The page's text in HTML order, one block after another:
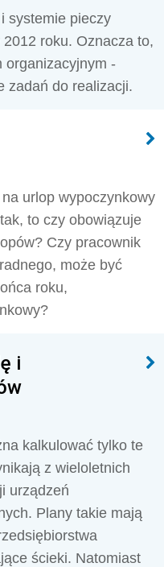
systemie pieczy
roku. Oznacza to,
organizacyjnym -
zadań do realizacji.
urlop wypoczynkowy
to czy obowiązuje
Czy pracownik
może być
roku,
i
kalkulować tylko te
z wieloletnich
urządzeń
Plany takie mają
ścieki. Natomiast